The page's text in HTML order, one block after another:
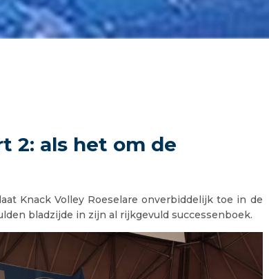
2: als het om de
Knack Volley Roeselare onverbiddelijk toe in de
bladzijde in zijn al rijkgevuld successenboek.